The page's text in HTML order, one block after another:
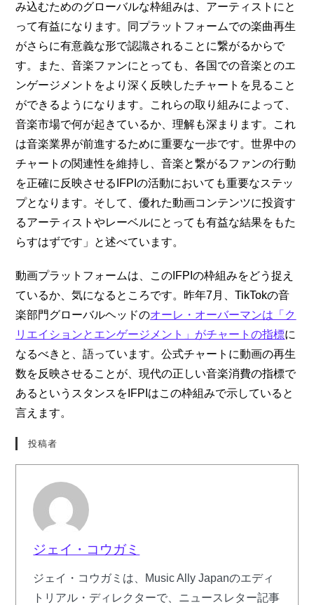
み込むためのグローバルな枠組みは、アーティストにと
って有益になります。同プラットフォームでの楽曲再生
がさらに有意義な形で認識されることに繋がるからで
す。また、音楽ファンにとっても、各国での音楽とのエ
ンゲージメントをより深く反映したチャートを見ること
ができるようになります。これらの取り組みによって、
音楽市場で何が起きているか、理解も深まります。これ
は音楽業界が前進するために重要な一歩です。世界中の
チャートの関連性を維持し、音楽と繋がるファンの行動
を正確に反映させるIFPIの活動においても重要なステッ
プとなります。そして、優れた動画コンテンツに投資す
るアーティストやレーベルにとっても有益な結果をもた
らすはずです」と述べています。
動画プラットフォームは、このIFPIの枠組みをどう捉え
ているか、気になるところです。昨年7月、TikTokの音
楽部門グローバルヘッドのオーレ・オーバーマンは「ク
リエイションとエンゲージメント」がチャートの指標に
なるべきと、語っています。公式チャートに動画の再生
数を反映させることが、現代の正しい音楽消費の指標で
あるというスタンスをIFPIはこの枠組みで示していると
言えます。
投稿者
ジェイ・コウガミ
ジェイ・コウガミは、Music Ally Japanのエディ
トリアル・ディレクターで、ニュースレター記事